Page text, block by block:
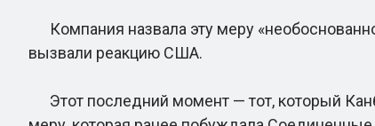
Компания назвала эту меру
вызвали реакцию США.
Этот последний момент — тот, который